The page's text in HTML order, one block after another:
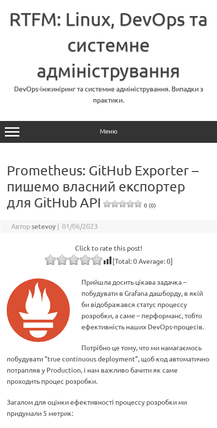
вмістуRTFM: Linux, DevOps та
системне
адміністрування
DevOps-інжиніринг та системне адміністрування. Випадки з
практики.
Меню
Prometheus: GitHub Exporter –
пишемо власний експортер
для GitHub API
0 (0)
Авторsetevoy | 01/06/2023
Click to rate this post!
[Total:0Average:0]
Прийшла досить цікава задачка –
побудувати в Grafana дашборду, в якій
би відображався статус процессу
розробки, а саме – перформанс, тобто
ефективність наших DevOps-процесів.
Потрібно це тому, что ми намагаємось
побудувати “true continuous deployment”, щоб код автоматично
потрапляв у Production, і нам важливо бачити як саме
проходить процес розробки.
Загалом для оцінки ефективності процессу розробки ми
придумали 5 метрик: